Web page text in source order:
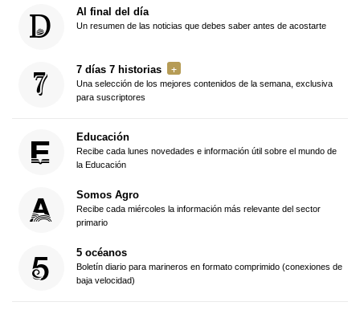
Al final del día
Un resumen de las noticias que debes saber antes de acostarte
7 días 7 historias
Una selección de los mejores contenidos de la semana, exclusiva
para suscriptores
Educación
Recibe cada lunes novedades e información útil sobre el mundo de
la Educación
Somos Agro
Recibe cada miércoles la información más relevante del sector
primario
5 océanos
Boletín diario para marineros en formato comprimido (conexiones de
baja velocidad)